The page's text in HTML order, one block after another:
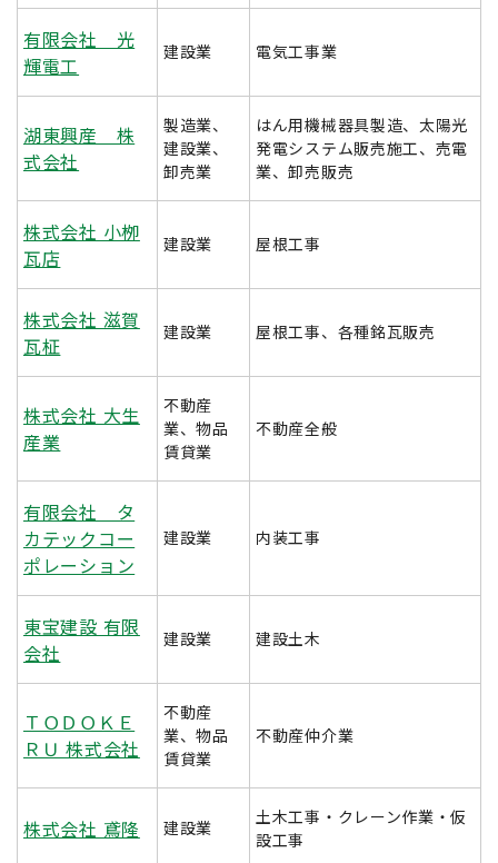
有限会社 光
輝電工
建設業 電気工事業
湖東興産 株
式会社
製造業、
建設業、
卸売業
はん用機械器具製造、太陽光
発電システム販売施工、売電
業、卸売販売
株式会社 小栁
瓦店
建設業 屋根工事
株式会社 滋賀
瓦柾
建設業 屋根工事、各種銘瓦販売
株式会社 大生
産業
不動産
業、物品
賃貸業
不動産全般
有限会社 タ
カテックコー
ポレーション
建設業 内装工事
東宝建設 有限
会社
建設業 建設土木
ＴＯＤＯＫＥ
ＲＵ 株式会社
不動産
業、物品
賃貸業
不動産仲介業
株式会社 鳶隆 建設業
土木工事・クレーン作業・仮
設工事